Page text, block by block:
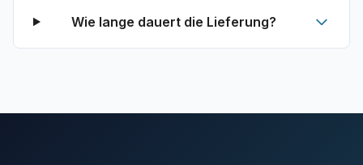
Wie lange dauert die Lieferung?